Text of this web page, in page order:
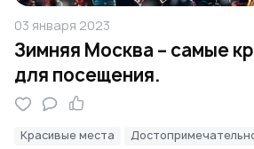
03 января 2023
Зимняя Москва – самые
для посещения.
Красивые места